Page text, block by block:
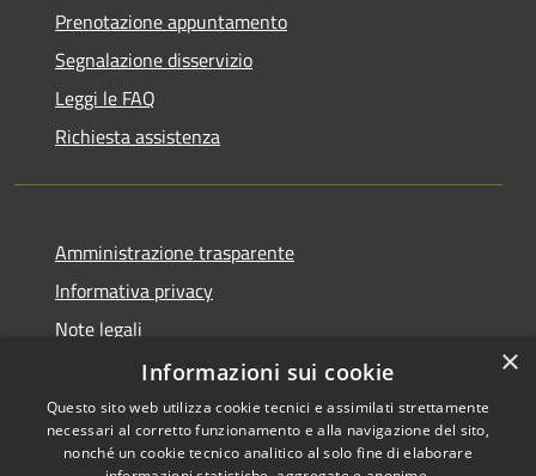
Prenotazione appuntamento
Segnalazione disservizio
Leggi le FAQ
Richiesta assistenza
Amministrazione trasparente
Informativa privacy
Note legali
Dichiarazione di accessibilità
×
Informazioni sui cookie
Questo sito web utilizza cookie tecnici e assimilati strettamente
necessari al corretto funzionamento e alla navigazione del sito,
nonché un cookie tecnico analitico al solo fine di elaborare